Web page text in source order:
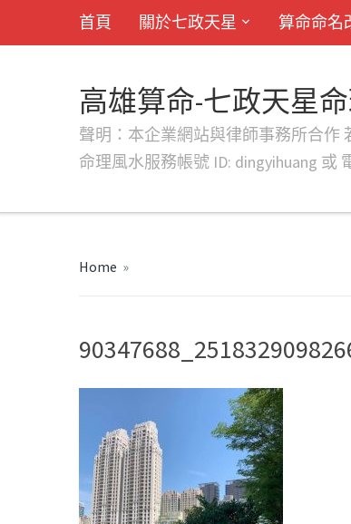
首頁 關於七政天星 算命命名
高雄算命-七政天星
聲明：本企業網站與律師事務所合作
命理風水服務帳號 ID: dingyihuang 或
Home »